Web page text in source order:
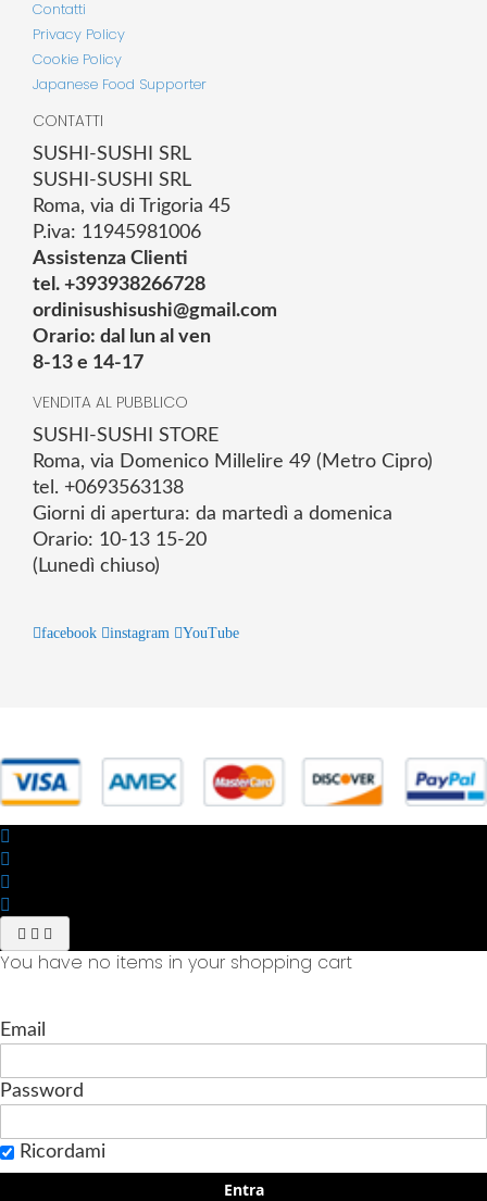
Contatti
Privacy Policy
Cookie Policy
Japanese Food Supporter
CONTATTI
SUSHI-SUSHI SRL
SUSHI-SUSHI SRL
Roma, via di Trigoria 45
P.iva: 11945981006
Assistenza Clienti
tel. +393938266728
ordinisushisushi@gmail.com
Orario: dal lun al ven
8-13 e 14-17
VENDITA AL PUBBLICO
SUSHI-SUSHI STORE
Roma, via Domenico Millelire 49 (Metro Cipro)
tel. +0693563138
Giorni di apertura: da martedì a domenica
Orario: 10-13 15-20
(Lunedì chiuso)
facebook instagram YouTube
You have no items in your shopping cart
Email
Password
Ricordami
Entra